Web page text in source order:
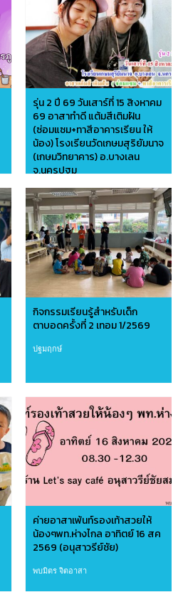
รุ่น 2 ปี 69 วันเสาร์ที่ 15 สิงหาคม
69 อาสาทำดี แต้มสีเติมฝัน
(ซ่อมแซม+ทาสีอาคารเรียน ให้
น้อง) โรงเรียนวัดเกษมสุริยัมนาจ
(เกษมวิทยาคาร) อ.บางเลน
จ.นครปฐม
อาสาบ้านดินไทย
กิจกรรมเรียนรู้สำหรับเด็ก
ตาบอดครั้งที่ 2 เทอม 1/2569
ปฐมฤกษ์
ค่ายอาสาเพ้นท์รองเท้าสวยให้
น้องๆพท.ห่างไกล อาทิตย์ 16 สค
2569 (อนุสาวรีย์ชัย)
พบมิตร จิตอาสา